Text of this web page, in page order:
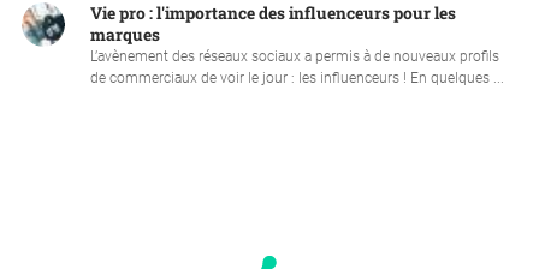
Vie pro : l'importance des influenceurs pour les
marques
L’avènement des réseaux sociaux a permis à de nouveaux profils
de commerciaux de voir le jour : les influenceurs ! En quelques ...